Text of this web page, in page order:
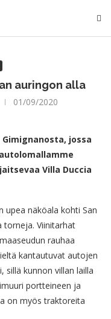
auringon alla
01/09/2020
Gimignanosta, jossa
Villa Duccia
upea näköala kohti San
torneja. Viinitarhat
rauhaa
kantautuvat autojen
sillä kunnon villan lailla
portteineen ja
on myös traktoreita